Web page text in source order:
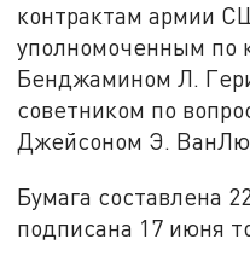
контрактам армии
уполномоченным по
Бенджамином Л.
советником по
Джейсоном Э.
Бумага составлена
подписана 17 июня